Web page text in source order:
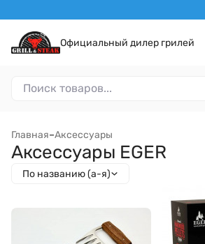
Официальный дилер грилей
Главная–Аксессуары
Аксессуары EGER
По названию (а-я)